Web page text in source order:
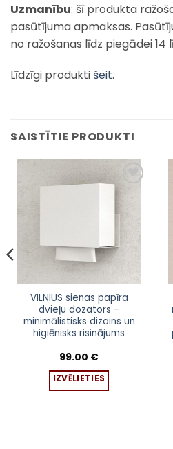
Uzmanību: šī produkta
pasūtījuma apmaksas.
no ražošanas līdz piegādei 14
Līdzīgi produkti šeit.
SAISTĪTIE PRODUKTI
VILNIUS sienas papīra
dvieļu dozators –
minimālistisks dizains un
higiēnisks risinājums
99.00 €
IZVĒLIETIES
This
product
has
multiple